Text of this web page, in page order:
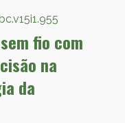
fio com
na
da